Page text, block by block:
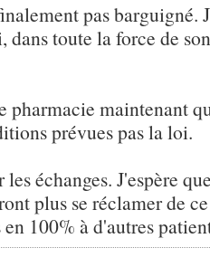
pas barguigné.
dans toute la force de
pharmacie maintenant
prévues pas la loi.
échanges. J'espère
plus se réclamer de
100% à d'autres